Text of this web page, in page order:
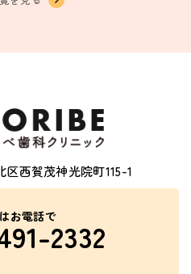
区西賀茂神光院町115-1
お電話で2332